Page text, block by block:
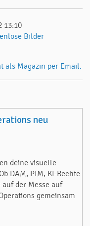
13:10
Bilder
als Magazin per Email.
neu
deine visuelle
DAM, PIM, KI-Rechte
der Messe auf
gemeinsam